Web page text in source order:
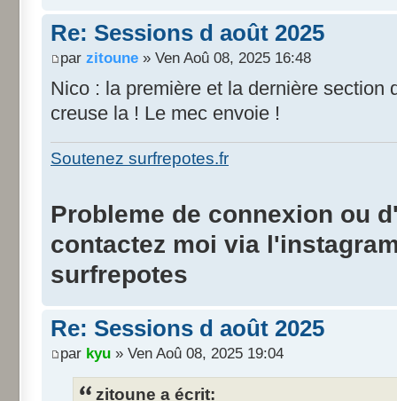
Re: Sessions d août 2025
par zitoune » Ven Aoû 08, 2025 16:48
Nico : la première et la dernière section
creuse la ! Le mec envoie !
Soutenez surfrepotes.fr
Probleme de connexion ou
contactez moi via
surfrepotes
Re: Sessions d août 2025
par kyu » Ven Aoû 08, 2025 19:04
zitoune a écrit: